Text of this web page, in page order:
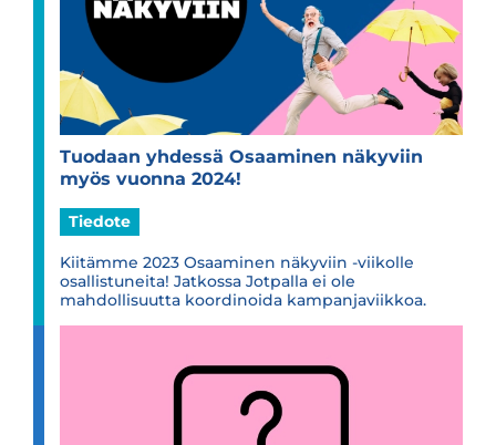
Tuo­daan yhdessä Osaa­mi­nen näky­viin
myös vuonna 2024!
Tiedote
Kiitämme 2023 Osaaminen näkyviin -viikolle
osallistuneita! Jatkossa Jotpalla ei ole
mahdollisuutta koordinoida kampanjaviikkoa.